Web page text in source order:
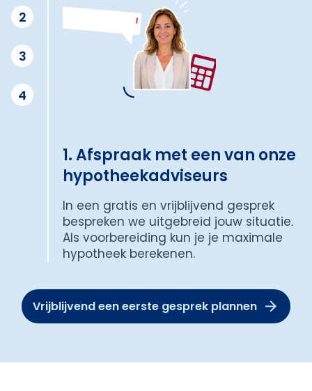
2
3
4
1. Afspraak met een van onze
hypotheekadviseurs
In een gratis en vrijblijvend gesprek
bespreken we uitgebreid jouw situatie.
Als voorbereiding kun je je maximale
hypotheek berekenen.
Vrijblijvend een eerste gesprek plannen